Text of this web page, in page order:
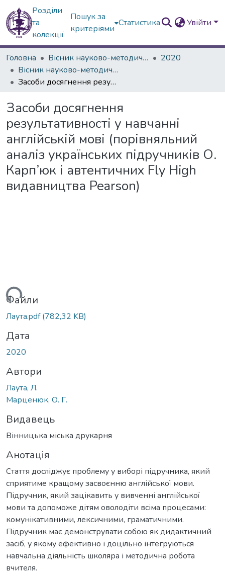
Розділи
та
колекції
Пошук за
критеріями
Статистика Увійти
Головна Вісник науково-методичних досліджень ВГПК
2020
Вісник науково-методичних досліджень ВГПК № 2 (34)
Засоби досягнення результативності у навчанні англійській мові (порівняльний аналіз українських підручників О. Карп’юк і автентичних Fly High видавництва Pearson)
Засоби досягнення
результативності у навчанні
англійській мові (порівняльний
аналіз українських підручників О.
Карп’юк і автентичних Fly High
видавництва Pearson)
Файли
Лаута.pdf(782,32 KB)
Дата
2020
Автори
Лаута, Л.
Марценюк, О. Г.
Видавець
Вінницька міська друкарня
Анотація
Стаття досліджує проблему у виборі підручника, який
сприятиме кращому засвоєнню англійської мови.
Підручник, який зацікавить у вивченні англійської
мови та допоможе дітям оволодіти всіма процесами:
комунікативними, лексичними, граматичними.
Підручник має демонструвати собою як дидактичний
засіб, у якому ефективно і доцільно інтегруються
навчальна діяльність школяра і методична робота
вчителя.